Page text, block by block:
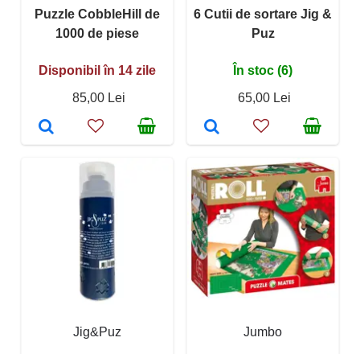
Puzzle CobbleHill de
1000 de piese
Disponibil în 14 zile
85,00 Lei
6 Cutii de sortare Jig &
Puz
În stoc (6)
65,00 Lei
Jig&Puz Jumbo